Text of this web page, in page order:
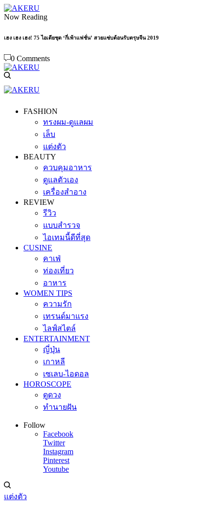
Now Reading
เฮง เฮง เฮง! 75 ไอเดียชุด ‘กี่เพ้าแฟชั่น’ สวยแซ่บต้อนรับตรุษจีน 2019
0 Comments
FASHION
ทรงผม-ดูแลผม
เล็บ
แต่งตัว
BEAUTY
ควบคุมอาหาร
ดูแลตัวเอง
เครื่องสำอาง
REVIEW
รีวิว
แบบสำรวจ
ไอเทมนี้ดีที่สุด
CUSINE
คาเฟ่
ท่องเที่ยว
อาหาร
WOMEN TIPS
ความรัก
เทรนด์มาแรง
ไลฟ์สไตล์
ENTERTAINMENT
ญี่ปุ่น
เกาหลี
เซเลบ-ไอดอล
HOROSCOPE
ดูดวง
ทำนายฝัน
Follow
Facebook
Twitter
Instagram
Pinterest
Youtube
แต่งตัว